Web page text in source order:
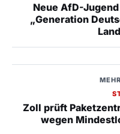
Neue AfD-
„Generation
Zoll prüft
wegen